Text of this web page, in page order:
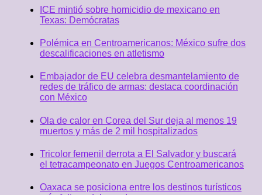
ICE mintió sobre homicidio de mexicano en
Texas: Demócratas
Polémica en Centroamericanos: México sufre dos
descalificaciones en atletismo
Embajador de EU celebra desmantelamiento de
redes de tráfico de armas: destaca coordinación
con México
Ola de calor en Corea del Sur deja al menos 19
muertos y más de 2 mil hospitalizados
Tricolor femenil derrota a El Salvador y buscará
el tetracampeonato en Juegos Centroamericanos
Oaxaca se posiciona entre los destinos turísticos